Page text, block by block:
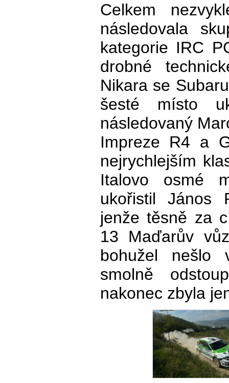
Celkem
následovala
kategorie IRC
drobné
Nikara se
šesté místo
následovaný
Impreze R4 a
nejrychlejším
Italovo osmé
ukořistil János
jenže těsně za
13 Maďarův
bohužel nešlo
smolně
nakonec zbyla